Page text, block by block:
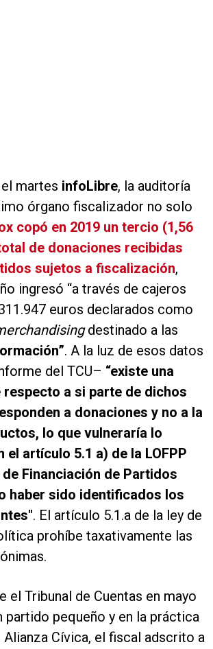
martes infoLibre, la auditoría
órgano fiscalizador no solo
copó en 2019 un tercio (1,56
de donaciones recibidas
sujetos a fiscalización,
ingresó “a través de cajeros
euros declarados como
destinado a las
. A la luz de esos datos
del TCU– “existe una
a si parte de dichos
a donaciones y no a la
lo que vulneraría lo
el artículo 5.1 a) de la LOFPP
de Financiación de Partidos
haber sido identificados los
. El artículo 5.1.a de la ley de
prohíbe taxativamente las
el Tribunal de Cuentas en mayo
partido pequeño y en la práctica
Alianza Cívica, el fiscal adscrito a